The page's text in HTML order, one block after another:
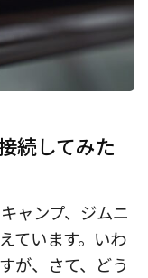
続してみた
ャンプ、ジムニ
ています。いわ
が、さて、どう